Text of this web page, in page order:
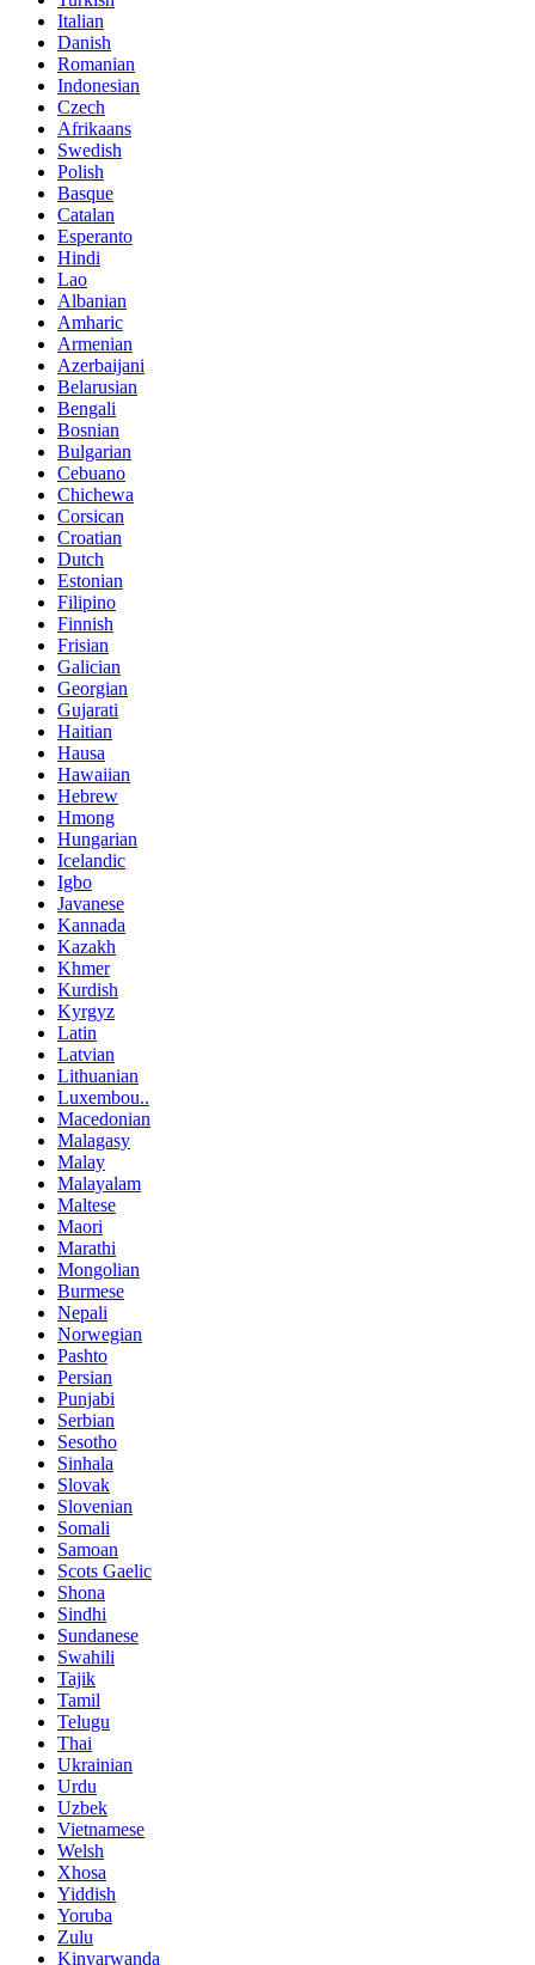
Italian
Danish
Romanian
Indonesian
Czech
Afrikaans
Swedish
Polish
Basque
Catalan
Esperanto
Hindi
Lao
Albanian
Amharic
Armenian
Azerbaijani
Belarusian
Bengali
Bosnian
Bulgarian
Cebuano
Chichewa
Corsican
Croatian
Dutch
Estonian
Filipino
Finnish
Frisian
Galician
Georgian
Gujarati
Haitian
Hausa
Hawaiian
Hebrew
Hmong
Hungarian
Icelandic
Igbo
Javanese
Kannada
Kazakh
Khmer
Kurdish
Kyrgyz
Latin
Latvian
Lithuanian
Luxembou..
Macedonian
Malagasy
Malay
Malayalam
Maltese
Maori
Marathi
Mongolian
Burmese
Nepali
Norwegian
Pashto
Persian
Punjabi
Serbian
Sesotho
Sinhala
Slovak
Slovenian
Somali
Samoan
Scots Gaelic
Shona
Sindhi
Sundanese
Swahili
Tajik
Tamil
Telugu
Thai
Ukrainian
Urdu
Uzbek
Vietnamese
Welsh
Xhosa
Yiddish
Yoruba
Zulu
Kinyarwanda